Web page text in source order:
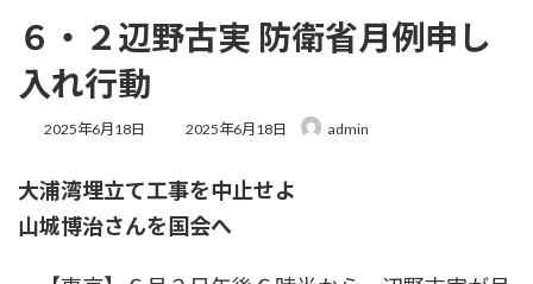
６・２辺野古実 防衛省月例申し
入れ行動
2025年6月18日
最
新
時
2025年6月18日 admin
大浦湾埋立て工事を中止せよ
山城博治さんを国会へ